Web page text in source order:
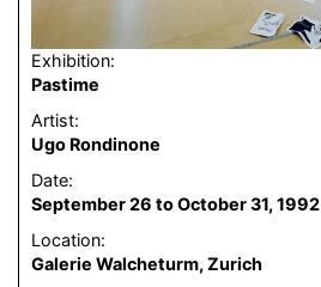
Exhibition:
Pastime
Artist:
Ugo Rondinone
Date:
September 26 to October 31, 1992
Location:
Galerie Walcheturm, Zurich